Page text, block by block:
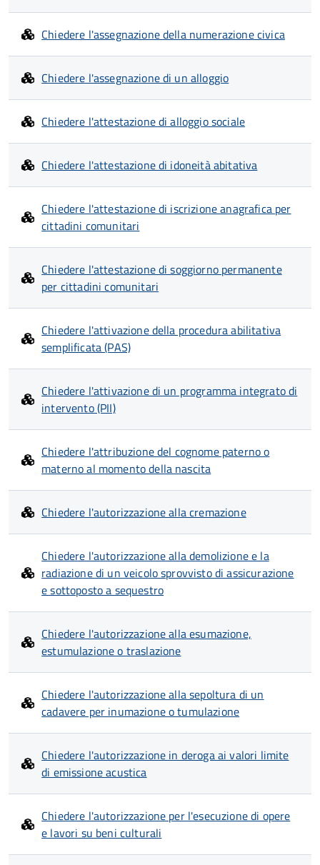
Chiedere l'assegnazione della numerazione civica
Chiedere l'assegnazione di un alloggio
Chiedere l'attestazione di alloggio sociale
Chiedere l'attestazione di idoneità abitativa
Chiedere l'attestazione di iscrizione anagrafica per
cittadini comunitari
Chiedere l'attestazione di soggiorno permanente
per cittadini comunitari
Chiedere l'attivazione della procedura abilitativa
semplificata (PAS)
Chiedere l'attivazione di un programma integrato di
intervento (PII)
Chiedere l'attribuzione del cognome paterno o
materno al momento della nascita
Chiedere l'autorizzazione alla cremazione
Chiedere l'autorizzazione alla demolizione e la
radiazione di un veicolo sprovvisto di assicurazione
e sottoposto a sequestro
Chiedere l'autorizzazione alla esumazione,
estumulazione o traslazione
Chiedere l'autorizzazione alla sepoltura di un
cadavere per inumazione o tumulazione
Chiedere l'autorizzazione in deroga ai valori limite
di emissione acustica
Chiedere l'autorizzazione per l'esecuzione di opere
e lavori su beni culturali